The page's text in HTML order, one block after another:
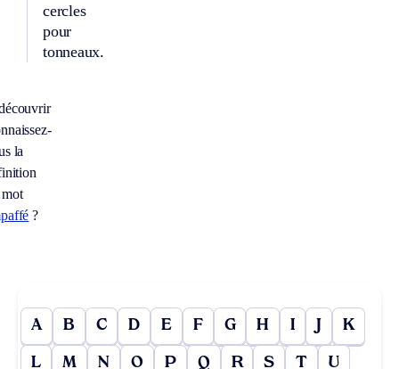
cercles
pour
tonneaux.
la
?
A B C D E F G H I J K
L M N O P Q R S T U